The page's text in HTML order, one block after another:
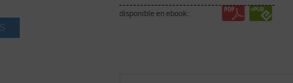
disponible en ebook: